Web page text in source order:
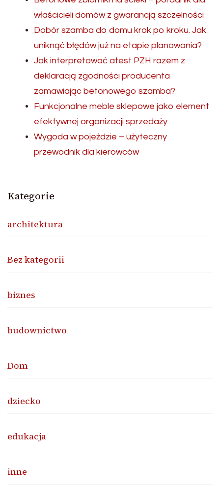
właścicieli domów z gwarancją szczelności
Dobór szamba do domu krok po kroku. Jak
uniknąć błędów już na etapie planowania?
Jak interpretować atest PZH razem z
deklaracją zgodności producenta
zamawiając betonowego szamba?
Funkcjonalne meble sklepowe jako element
efektywnej organizacji sprzedaży
Wygoda w pojeździe – użyteczny
przewodnik dla kierowców
Kategorie
architektura
Bez kategorii
biznes
budownictwo
Dom
dziecko
edukacja
inne